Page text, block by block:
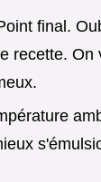
final.
recette. On